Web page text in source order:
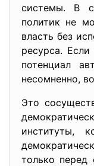
системы. В
политик не
власть без
ресурса.
потенциал
несомненно,
Это
институты,
только